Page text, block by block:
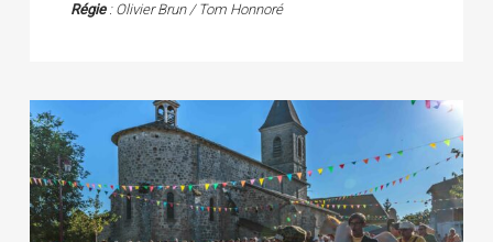
Régie: Olivier Brun / Tom Honnoré